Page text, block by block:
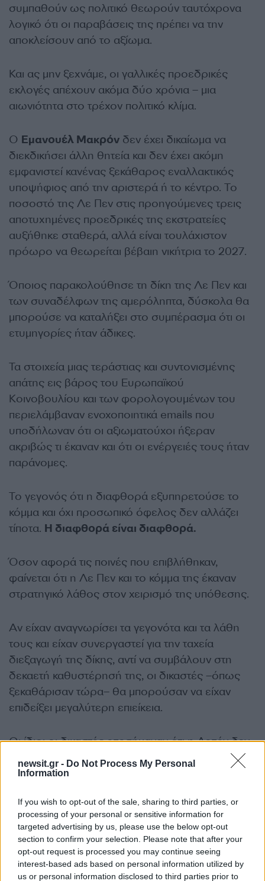
newsit.gr - Do Not Process My Personal
Information
If you wish to opt-out of the sale, sharing to third parties, or
processing of your personal or sensitive information for
targeted advertising by us, please use the below opt-out
section to confirm your selection. Please note that after your
opt-out request is processed you may continue seeing
interest-based ads based on personal information utilized by
us or personal information disclosed to third parties prior to
συμπαθούν ως πολιτικό θεωρούν ταυτόχρονα
λογικό ότι οι παραβάσεις της πρέπει να την
αποκλείσουν από το αξίωμα.
Και ας μην ξεχνάμε, οι γαλλικές προεδρικές
εκλογές απέχουν ακόμα δύο χρόνια – μια
αιωνιότητα στο τρέχον πολιτικό κλίμα.
Ο Εμανουέλ Μακρόν δεν έχει δικαίωμα να
διεκδικήσει άλλη θητεία και δεν έχει ακόμη
εμφανιστεί κανένας ξεκάθαρος εναλλακτικός
υποψήφιος από την αριστερά ή το κέντρο. Το
ποσοστό της Λε Πεν στις προηγούμενες τρεις
αποτυχημένες προεδρικές της εκστρατείες
αυξήθηκε σταθερά, αλλά είναι τουλάχιστον
πρόωρο να θεωρείται βέβαιη νικήτρια το 2027.
Όποιος παρακολούθησε τη δίκη της Λε Πεν και
των συναδέλφων της αμερόληπτα, δύσκολα θα
μπορούσε να καταλήξει στο συμπέρασμα ότι οι
ετυμηγορίες ήταν άδικες.
Τα στοιχεία μιας τεράστιας και συντονισμένης
απάτης εις βάρος του Ευρωπαϊκού
Κοινοβουλίου και των φορολογουμένων του
περιελάμβαναν ενοχοποιητικά emails που
υποδήλωναν ότι οι αξιωματούχοι ήξεραν
ακριβώς τι έκαναν και ότι οι ενέργειές τους ήταν
παράνομες.
Το γεγονός ότι η διαφθορά εξυπηρετούσε το
κόμμα και όχι προσωπικό όφελος δεν αλλάζει
τίποτα. Η διαφθορά είναι διαφθορά.
Όσον αφορά τις ποινές που επιβλήθηκαν,
φαίνεται ότι η Λε Πεν και το κόμμα της έκαναν
στρατηγικό λάθος στον χειρισμό της υπόθεσης.
Αν είχαν αναγνωρίσει τα γεγονότα και τα λάθη
τους και είχαν συνεργαστεί για την ταχεία
διεξαγωγή της δίκης, αντί να συμβάλουν στη
δεκαετή καθυστέρησή της, οι δικαστές –όπως
ξεκαθάρισαν τώρα– θα μπορούσαν να είχαν
επιδείξει μεγαλύτερη επιείκεια.
Οι ίδιοι οι δικαστές επεσήμαναν ότι η Λεπέν δεν
έδειξε«καμία συνειδητοποίηση της ανάγκης για
εντιμότητα ως εκλεγμένη αξιωματούχος».
Το μέλλον της γαλλικής
ακροδεξιάς
Το πώς επηρεάζει αυτή η ετυμηγορία τον Εθνικό